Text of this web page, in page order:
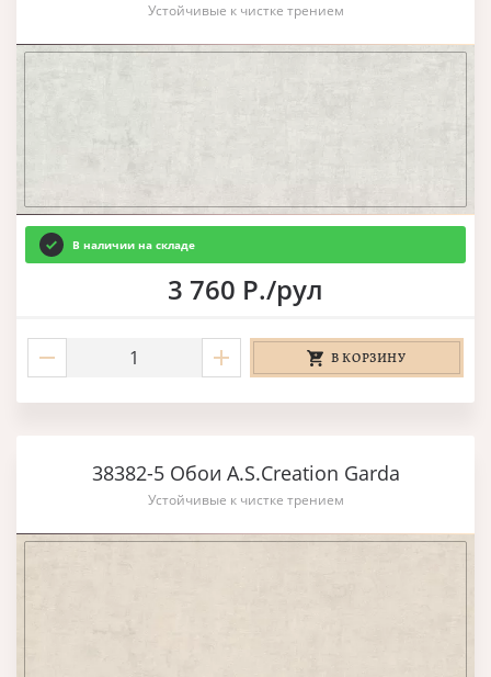
Устойчивые к чистке трением
В наличии на складе
3 760 Р./рул
В КОРЗИНУ
38382-5 Обои A.S.Creation Garda
Устойчивые к чистке трением